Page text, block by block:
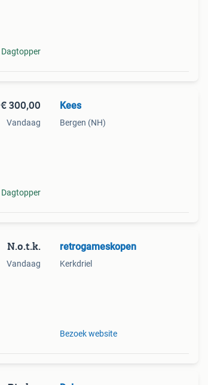
Dagtopper
€ 300,00
Vandaag
Dagtopper
Kees
Bergen (NH)
N.o.t.k.
Vandaag
retrogameskopen
Kerkdriel
Bezoek website